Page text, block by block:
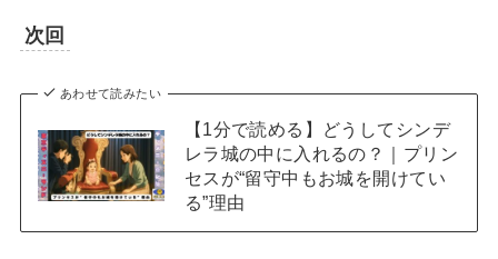
次回
あわせて読みたい
【1分で読める】どうしてシンデ
レラ城の中に入れるの？｜プリン
セスが“留守中もお城を開けてい
る”理由